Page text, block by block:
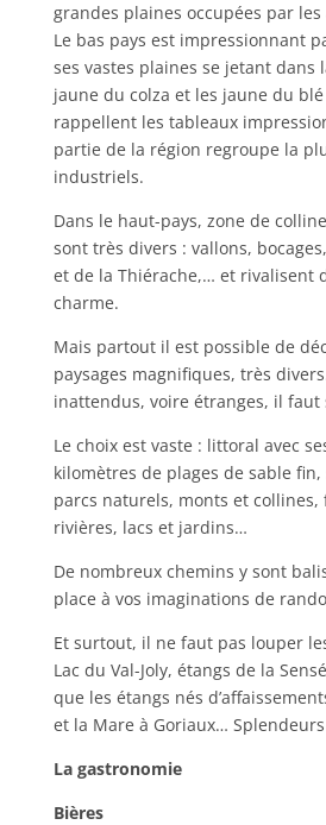
grandes plaines occupées par
Le bas pays est impressionnant
ses vastes plaines se jetant dans
jaune du colza et les jaune du
rappellent les tableaux
partie de la région regroupe la
industriels.
Dans le haut-pays, zone de
sont très divers : vallons,
et de la Thiérache,… et rivalisent
charme.
Mais partout il est possible de
paysages magnifiques, très
inattendus, voire étranges, il faut
Le choix est vaste : littoral avec
kilomètres de plages de sable fin,
parcs naturels, monts et collines,
rivières, lacs et jardins…
De nombreux chemins y sont
place à vos imaginations de
Et surtout, il ne faut pas louper
Lac du Val-Joly, étangs de la
que les étangs nés
et la Mare à Goriaux…
La gastronomie
Bières